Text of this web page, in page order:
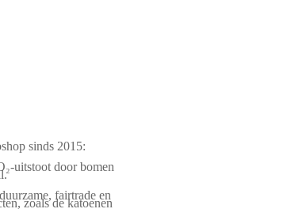
sinds 2015:
uitstoot door bomen
fairtrade en
zoals de katoenen